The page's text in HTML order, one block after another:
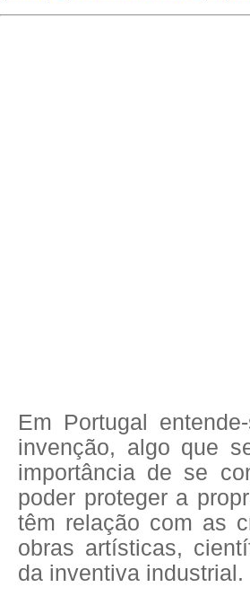
Em Portugal
invenção, algo que
importância de se
poder proteger a
têm relação com as
obras artísticas,
da inventiva industrial.